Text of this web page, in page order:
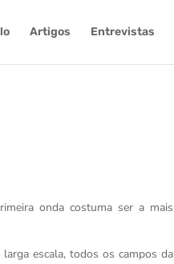
Artigos Entrevistas
onda costuma ser a mais
escala, todos os campos da